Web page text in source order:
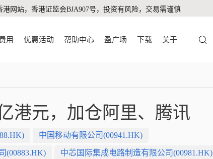
港网站，香港证监会BJA907号，投资有风险，交易需谨慎
用 优惠活动 帮助中心 盈广场 下载 关于
港元，加仓阿里、腾讯
中国移动有限公司(00941.HK)
(00883.HK) 中芯国际集成电路制造有限公司(00981.HK)